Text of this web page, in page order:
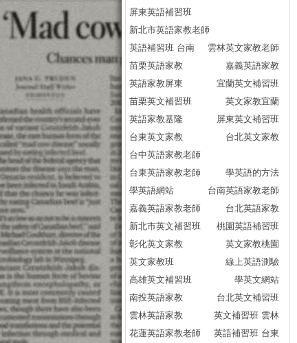
屏東英語補習班
新北市英語家教老師
英語補習班 台南
雲林英文家教老師
苗栗英語家教
嘉義英語家教
英語家教屏東
宜蘭英文補習班
苗栗英文補習班
英文家教宜蘭
英語家教基隆
屏東英文補習班
台東英文家教
台北英文家教
台中英語家教老師
台東英語家教老師
學英語的方法
學英語網站
台南英語家教老師
嘉義英語家教老師
台北英語家教
新北市英文補習班
桃園英語補習班
彰化英文家教
英文家教桃園
英文家教班
線上英語測驗
高雄英文補習班
學英文網站
南投英語家教
台北英文補習班
雲林英語家教
英文補習班 雲林
花蓮英語家教老師
英語補習班 台東